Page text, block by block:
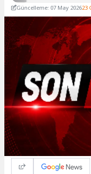
Güncelleme: 07 May 202623